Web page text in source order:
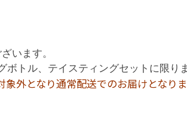
います。
トル、テイスティングセットに限りま
外となり通常配送でのお届けとなり